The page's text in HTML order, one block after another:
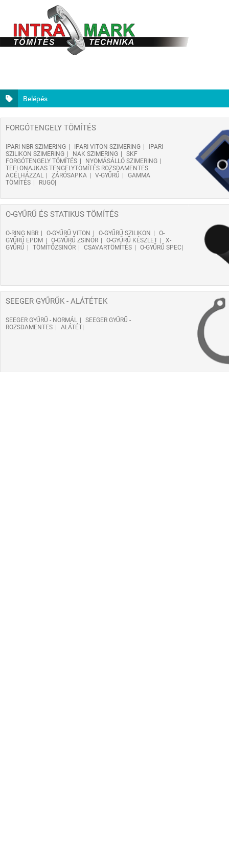
Belépés
FORGÓTENGELY TÖMÍTÉS
IPARI NBR SZIMERING IPARI VITON SZIMERING
IPARI
SZILIKON SZIMERING
NAK SZIMERING
SKF
FORGÓTENGELY TÖMÍTÉS
NYOMÁSÁLLÓ SZIMERING
TEFLONAJKAS TENGELYTÖMÍTÉS ROZSDAMENTES
ACÉLHÁZZAL
ZÁRÓSAPKA V-GYŰRŰ
GAMMA
TÖMÍTÉS
RUGÓ
O-GYŰRŰ ÉS STATIKUS TÖMÍTÉS
O-RING NBR O-GYŰRŰ VITON O-GYŰRŰ SZILIKON
O-
GYŰRŰ EPDM
O-GYŰRŰ ZSINÓR O-GYŰRŰ KÉSZLET
X-
GYŰRŰ
TÖMÍTŐZSINÓR CSAVARTÖMÍTÉS O-GYŰRŰ SPEC
SEEGER GYŰRŰK - ALÁTÉTEK
SEEGER GYŰRŰ - NORMÁL
SEEGER GYŰRŰ -
ROZSDAMENTES
ALÁTÉT